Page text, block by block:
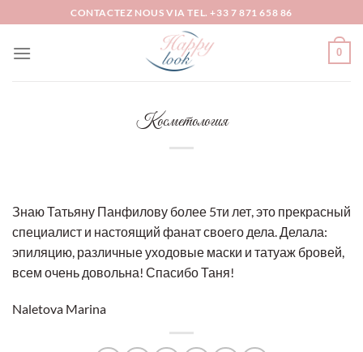
au
contenu
CONTACTEZ NOUS VIA TEL. +33 7 871 658 86
0
Косметология
Знаю Татьяну Панфилову более 5ти лет, это прекрасный
специалист и настоящий фанат своего дела. Делала:
эпиляцию, различные уходовые маски и татуаж бровей,
всем очень довольна! Спасибо Таня!
Naletova Marina